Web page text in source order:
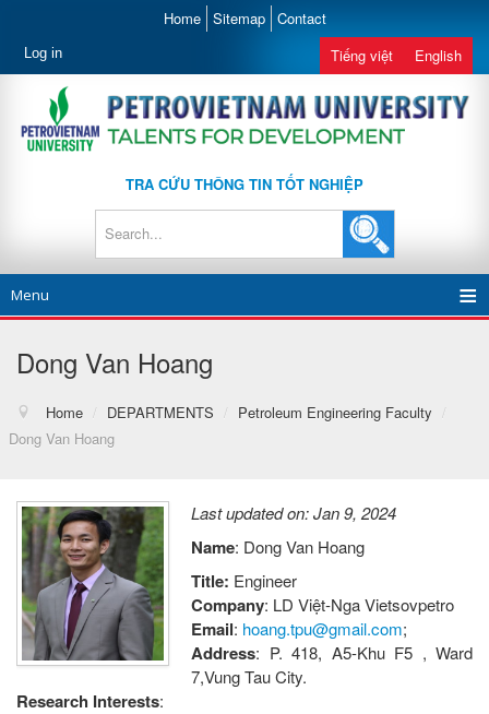
Home Sitemap Contact
Log in Tiếng việt English
TRA CỨU THÔNG TIN TỐT NGHIỆP
Menu
Dong Van Hoang
Home / DEPARTMENTS / Petroleum Engineering Faculty
/
Dong Van Hoang
Last updated on: Jan 9, 2024
Name: Dong Van Hoang
Title: Engineer
Company: LD Việt-Nga Vietsovpetro
Email: hoang.tpu@gmail.com;
Address: P. 418, A5-Khu F5 , Ward
7,Vung Tau City.
Research Interests: